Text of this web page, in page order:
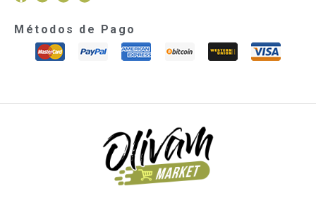
Métodos de Pago